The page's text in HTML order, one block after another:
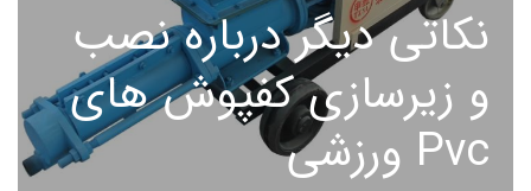
نکاتی دیگر درباره نصب
و زیرسازی کفپوش های
Pvc ورزشی